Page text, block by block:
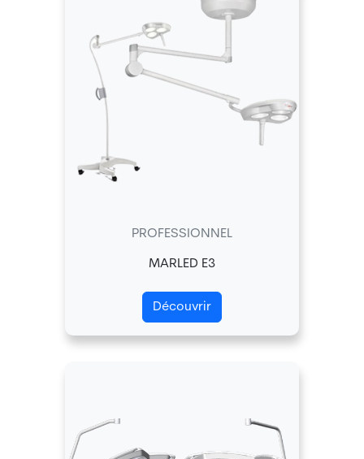
PROFESSIONNEL
MARLED E3
Découvrir